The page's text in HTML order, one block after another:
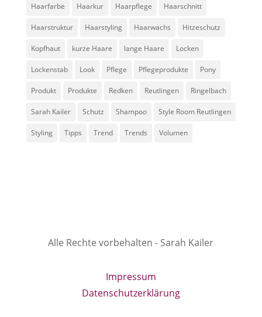
Haarfarbe Haarkur Haarpflege Haarschnitt
Haarstruktur Haarstyling Haarwachs Hitzeschutz
Kopfhaut kurze Haare lange Haare Locken
Lockenstab Look Pflege Pflegeprodukte Pony
Produkt Produkte Redken Reutlingen Ringelbach
Sarah Kailer Schutz Shampoo Style Room Reutlingen
Styling Tipps Trend Trends Volumen
Alle Rechte vorbehalten - Sarah Kailer
Impressum
Datenschutzerklärung